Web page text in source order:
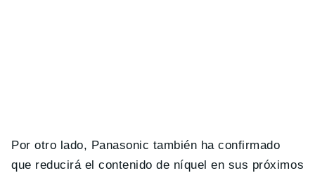
Por otro lado, Panasonic también ha confirmado
que reducirá el contenido de níquel en sus próximos